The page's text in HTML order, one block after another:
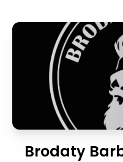
Brodaty